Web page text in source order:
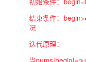
结束条件：
况
迭代原理：
当